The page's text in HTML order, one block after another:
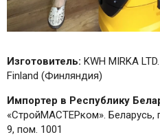
Изготовитель: KWH MIRKA
Finland (Финляндия)
Импортер в Республику
«СтройМАСТЕРком». Беларусь,
9, пом. 1001